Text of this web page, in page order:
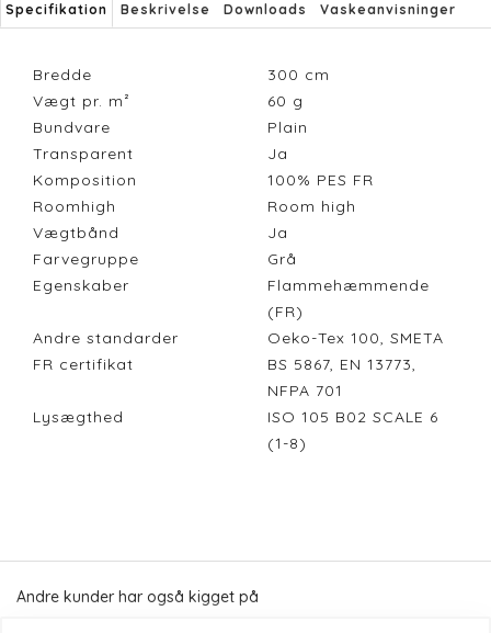
Specifikation Beskrivelse Downloads Vaskeanvisninger
Bredde 300 cm
Vægt pr. m²
60 g
Bundvare
Plain
Transparent
Ja
Komposition
100% PES FR
Roomhigh
Room high
Vægtbånd
Ja
Farvegruppe
Grå
Egenskaber
Flammehæmmende
(FR)
Andre standarder
Oeko-Tex 100, SMETA
FR certifikat
BS 5867, EN 13773,
NFPA 701
Lysægthed
ISO 105 B02 SCALE 6
(1-8)
Andre kunder har også kigget på